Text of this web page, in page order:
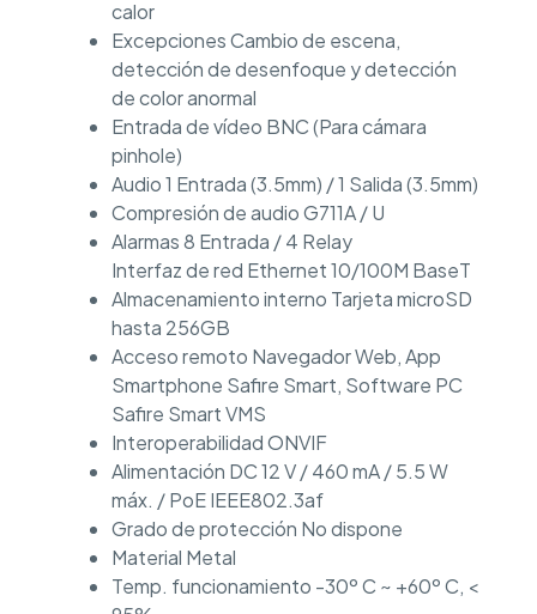
calor
Excepciones Cambio de escena,
detección de desenfoque y detección
de color anormal
Entrada de vídeo BNC (Para cámara
pinhole)
Audio 1 Entrada (3.5mm) / 1 Salida (3.5mm)
Compresión de audio G711A / U
Alarmas 8 Entrada / 4 Relay
Interfaz de red Ethernet 10/100M BaseT
Almacenamiento interno Tarjeta microSD
hasta 256GB
Acceso remoto Navegador Web, App
Smartphone Safire Smart, Software PC
Safire Smart VMS
Interoperabilidad ONVIF
Alimentación DC 12 V / 460 mA / 5.5 W
máx. / PoE IEEE802.3af
Grado de protección No dispone
Material Metal
Temp. funcionamiento -30º C ~ +60º C, <